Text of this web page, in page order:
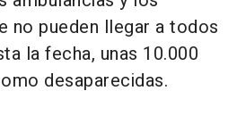
no pueden llegar a todos
la fecha, unas 10.000
desaparecidas.